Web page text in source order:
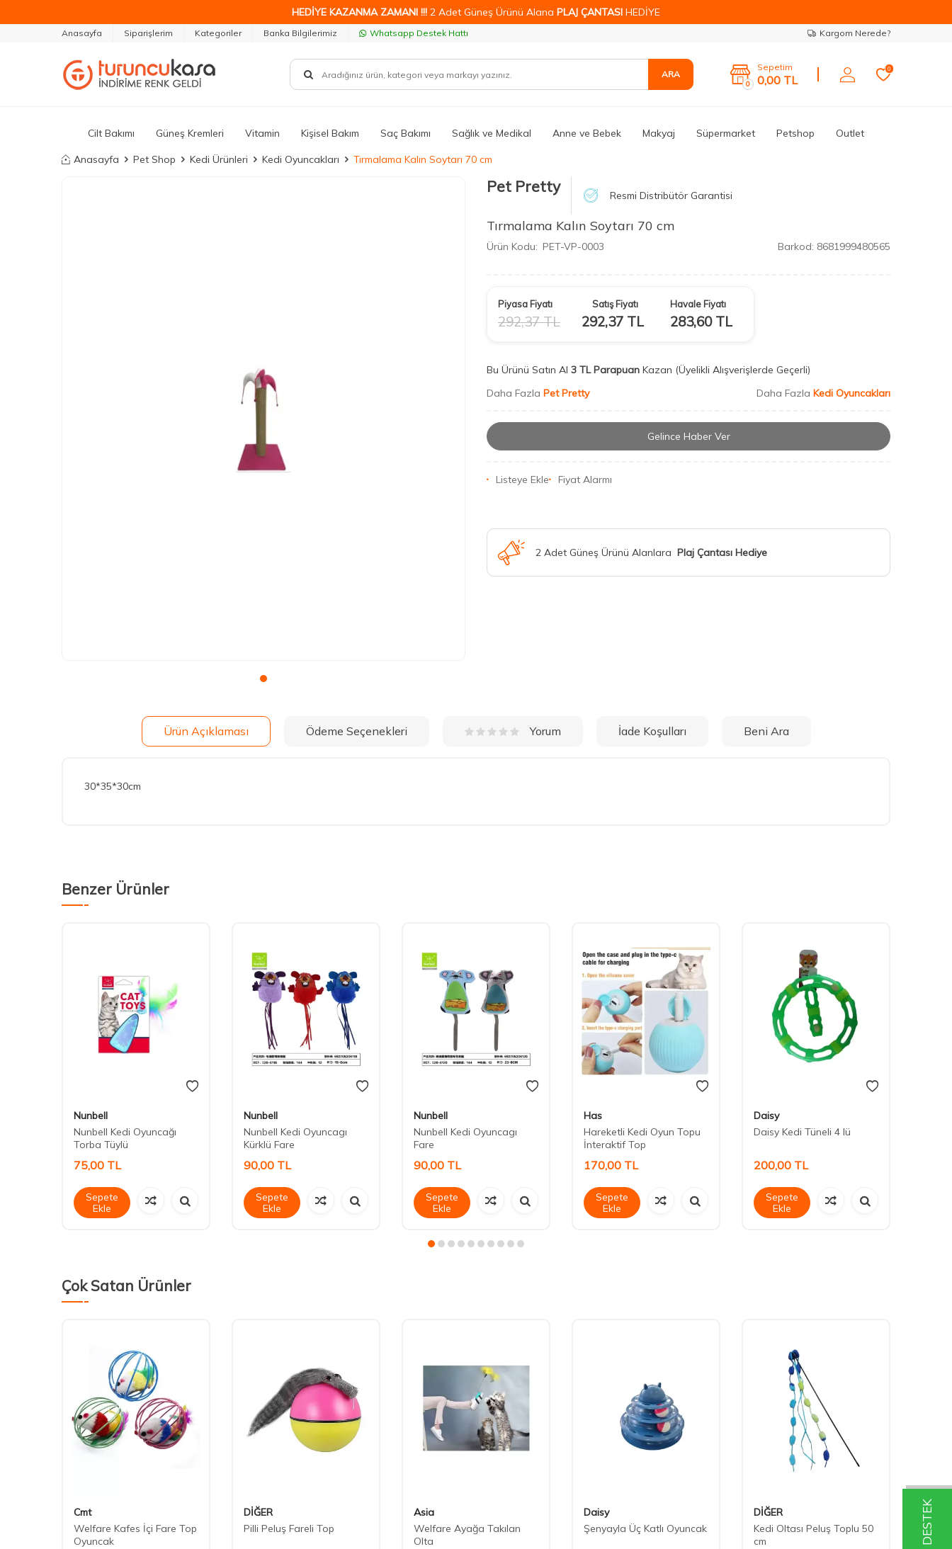
DESTEK
HEDİYE KAZANMA ZAMANI !!! 2 Adet Güneş Ürünü Alana PLAJ ÇANTASI HEDİYE
Anasayfa Siparişlerim Kategoriler Banka Bilgilerimiz Whatsapp Destek Hattı Kargom Nerede?
ARA
0
Sepetim
0,00 TL
0
Cilt Bakımı Güneş Kremleri Vitamin Kişisel Bakım Saç Bakımı Sağlık ve Medikal Anne ve Bebek Makyaj Süpermarket Petshop Outlet
Anasayfa Pet Shop Kedi Ürünleri Kedi Oyuncakları Tırmalama Kalın Soytarı 70 cm
Pet Pretty Resmi Distribütör Garantisi
Tırmalama Kalın Soytarı 70 cm
Ürün Kodu: PET-VP-0003 Barkod: 8681999480565
Piyasa Fiyatı
292,37TL
Satış Fiyatı
292,37 TL
Havale Fiyatı
283,60TL
Bu Ürünü Satın Al 3 TL Parapuan Kazan (Üyelikli Alışverişlerde Geçerli)
Daha Fazla Pet Pretty Daha Fazla Kedi Oyuncakları
Gelince Haber Ver
Listeye Ekle Fiyat Alarmı
2 Adet Güneş Ürünü Alanlara Plaj Çantası Hediye
Ürün Açıklaması Ödeme Seçenekleri Yorum İade Koşulları Beni Ara
30*35*30cm
Benzer Ürünler
Nunbell
Nunbell Kedi Oyuncağı
Torba Tüylü
75,00 TL
Sepete
Ekle
Nunbell
Nunbell Kedi Oyuncagı
Kürklü Fare
90,00 TL
Sepete
Ekle
Nunbell
Nunbell Kedi Oyuncagı
Fare
90,00 TL
Sepete
Ekle
Has
Hareketli Kedi Oyun Topu
İnteraktif Top
170,00 TL
Sepete
Ekle
Daisy
Daisy Kedi Tüneli 4 lü
200,00 TL
Sepete
Ekle
Çok Satan Ürünler
Cmt
Welfare Kafes İçi Fare Top
Oyuncak
DİĞER
Pilli Peluş Fareli Top
Asia
Welfare Ayağa Takılan
Olta
Daisy
Şenyayla Üç Katlı Oyuncak
DİĞER
Kedi Oltası Peluş Toplu 50
cm
Has